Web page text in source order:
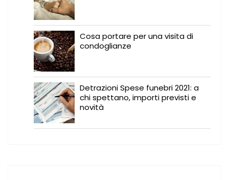
Cosa portare per una visita di
condoglianze
Detrazioni Spese funebri 2021: a
chi spettano, importi previsti e
novità